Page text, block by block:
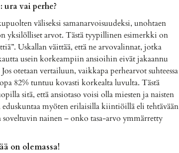
vai perhe?
väliseksi samanarvoisuudeksi, unohtaen
yksilölliset arvot. Tästä tyypillinen esimerkki on
Uskallan väittää, että ne arvovalinnat, jotka
usein korkeampiin ansioihin eivät jakaannu
otetaan vertailuun, vaikkapa perhearvot suhteessa
82% tuntuu kovasti korkealta luvulta. Tästä
sitä, että ansiotaso voisi olla miesten ja naisten
eduskuntaa myöten erilaisilla kiintiöillä eli tehtävään
nainen – onko tasa-arvo ymmärretty
on olemassa!